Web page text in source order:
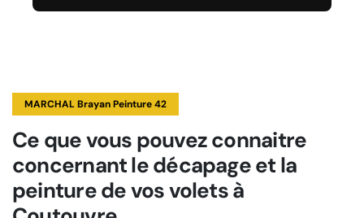
MARCHAL Brayan Peinture 42
Ce que vous pouvez connaitre
concernant le décapage et la
peinture de vos volets à